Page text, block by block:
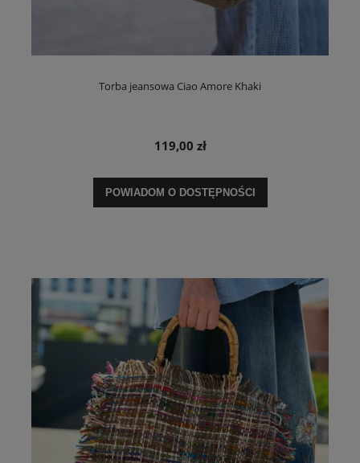
Torba jeansowa Ciao Amore Khaki
119,00 zł
POWIADOM O DOSTĘPNOŚCI